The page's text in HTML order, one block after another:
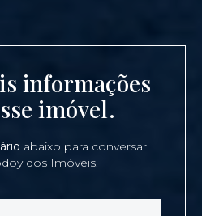
informações
imóvel.
abaixo para conversar
dos Imóveis.